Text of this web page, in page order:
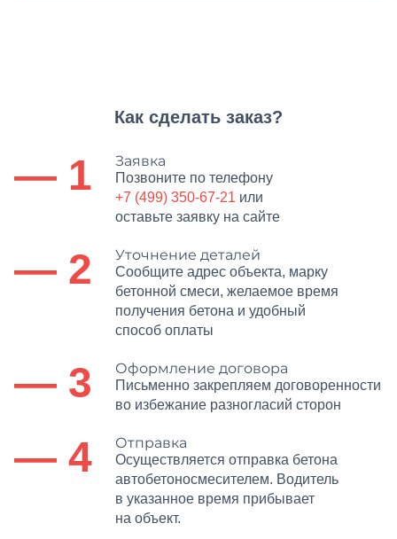
Как сделать заказ?
— 1 Заявка
Позвоните по телефону
+7 (499) 350-67-21 или
оставьте заявку на сайте
— 2 Уточнение деталей
Сообщите адрес объекта, марку
бетонной смеси, желаемое время
получения бетона и удобный
способ оплаты
— 3 Оформление договора
Письменно закрепляем договоренности
во избежание разногласий сторон
— 4 Отправка
Осуществляется отправка бетона
автобетоносмесителем. Водитель
в указанное время прибывает
на объект.